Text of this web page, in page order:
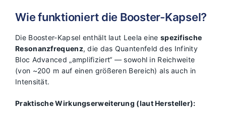
Wie funktioniert die Booster-Kapsel?
Die Booster-Kapsel enthält laut Leela eine spezifische
Resonanzfrequenz, die das Quantenfeld des Infinity
Bloc Advanced „amplifiziert“ — sowohl in Reichweite
(von ~200 m auf einen größeren Bereich) als auch in
Intensität.
Praktische Wirkungserweiterung (laut Hersteller):